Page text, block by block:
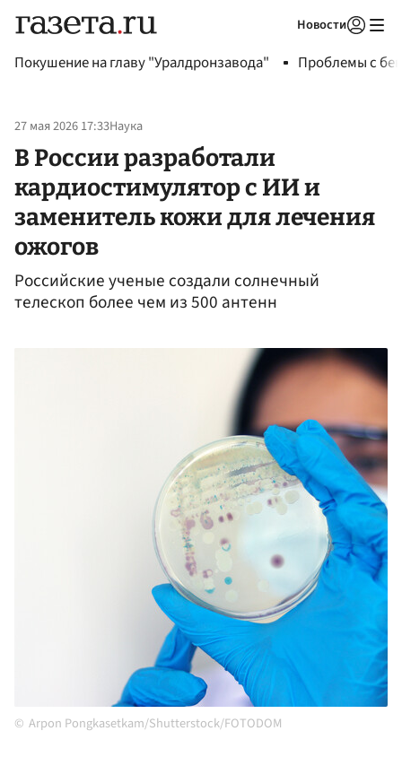
Новости
Покушение на главу "Уралдронзавода" Проблемы с
27 мая 2026 17:33Наука
В России разработали
кардиостимулятор с ИИ и
заменитель кожи для лечения
ожогов
Российские ученые создали солнечный
телескоп более чем из 500 антенн
Arpon Pongkasetkam/Shutterstock/FOTODOM